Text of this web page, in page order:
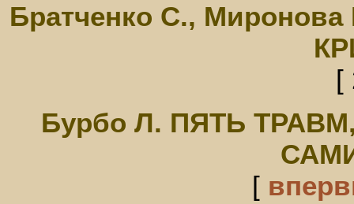
Братченко С.,
[
Бурбо Л. ПЯТЬ
[